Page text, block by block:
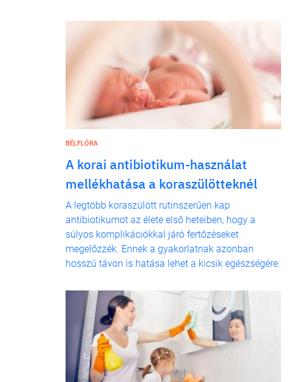
BÉLFLÓRA
A korai antibiotikum-használat
mellékhatása a koraszülötteknél
A legtöbb koraszülött rutinszerűen kap
antibiotikumot az élete első heteiben, hogy a
súlyos komplikációkkal járó fertőzéseket
megelőzzék. Ennek a gyakorlatnak azonban
hosszú távon is hatása lehet a kicsik egészségére.